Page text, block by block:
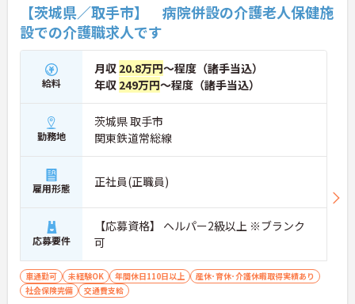
【茨城県／取手市】 病院併設の介護老人保健施
設での介護職求人です
給料
月収 20.8万円～程度（諸手当込）
年収 249万円～程度（諸手当込）
勤務地
茨城県 取手市
関東鉄道常総線
雇用形態 正社員(正職員)
応募要件
【応募資格】 ヘルパー2級以上 ※ブランク
可
車通勤可 未経験OK 年間休日110日以上
産休･育休･介護休暇取得実績あり
社会保険完備
交通費支給